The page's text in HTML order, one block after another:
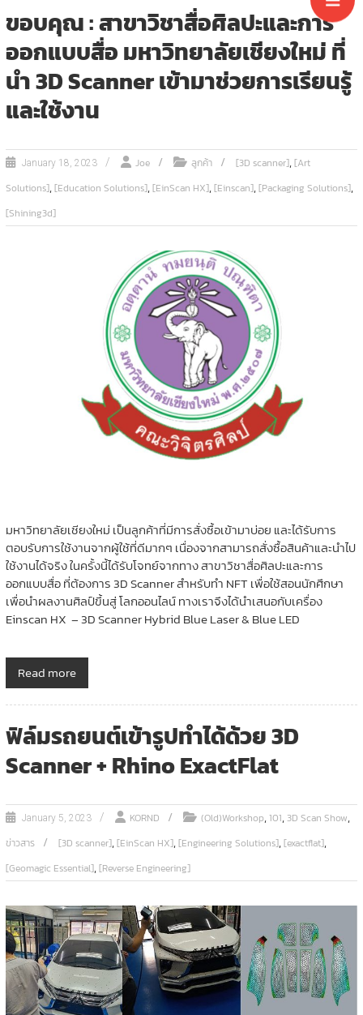
ขอบคุณ : สาขาวิชาสื่อศิลปะและการ
ออกแบบสื่อ มหาวิทยาลัยเชียงใหม่ ที่
นำ 3D Scanner เข้ามาช่วยการเรียนรู้
และใช้งาน
January 18, 2023 Joe ลูกค้า [3D scanner],[Art
Solutions],[Education Solutions],[EinScan HX],[Einscan],[Packaging Solutions],
[Shining3d]
มหาวิทยาลัยเชียงใหม่ เป็นลูกค้าที่มีการสั่งซื้อเข้ามาบ่อย และได้รับการ
ตอบรับการใช้งานจากผู้ใช้ที่ดีมากๆ เนื่องจากสามารถสั่งซื้อสินค้าและนำไป
ใช้งานได้จริง ในครั้งนี้ได้รับโจทย์จากทาง สาขาวิชาสื่อศิลปะและการ
ออกแบบสื่อ ที่ต้องการ 3D Scanner สำหรับทำ NFT เพื่อใช้สอนนักศึกษา
เพื่อนำผลงานศิลป์ขึ้นสู่ โลกออนไลน์ ทางเราจึงได้นำเสนอกับเครื่อง
Einscan HX – 3D Scanner Hybrid Blue Laser & Blue LED
Read more
ฟิล์มรถยนต์เข้ารูปทำได้ด้วย 3D
Scanner + Rhino ExactFlat
January 5, 2023 KORND (Old)Workshop,101,3D Scan Show,
ข่าวสาร [3D scanner],[EinScan HX],[Engineering Solutions],[exactflat],
[Geomagic Essential],[Reverse Engineering]